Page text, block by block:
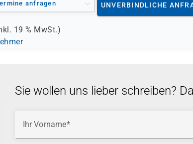
anfragen UNVERBINDLICHE
19 % MwSt.)
Sie wollen uns lieber schreiben?
Ihr Vorname